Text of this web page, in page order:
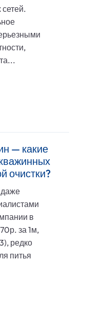
— какие
очистки?
в
за 1м,
редко
питья